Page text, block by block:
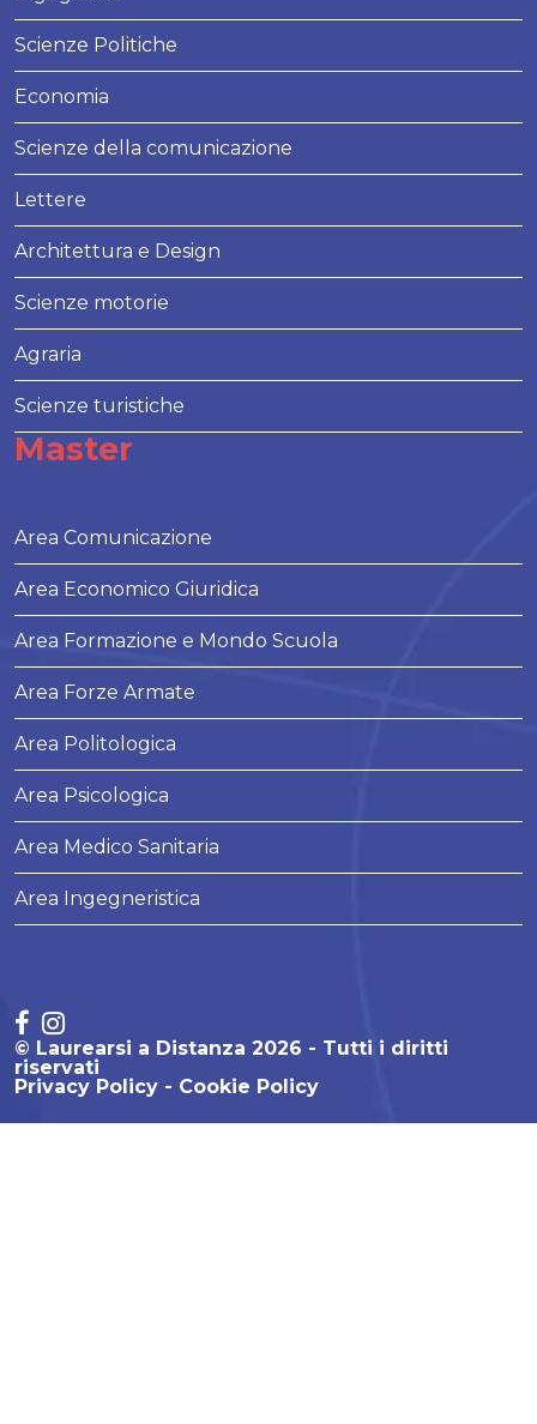
Scienze Politiche
Economia
Scienze della comunicazione
Lettere
Architettura e Design
Scienze motorie
Agraria
Scienze turistiche
Master
Area Comunicazione
Area Economico Giuridica
Area Formazione e Mondo Scuola
Area Forze Armate
Area Politologica
Area Psicologica
Area Medico Sanitaria
Area Ingegneristica
© Laurearsi a Distanza 2026 - Tutti i diritti
riservati
Privacy Policy
Cookie Policy